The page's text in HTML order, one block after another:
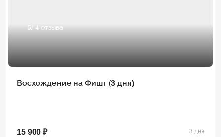
5/ 4 отзыва
Восхождение на Фишт (3 дня)
15 900 ₽ 3 дня